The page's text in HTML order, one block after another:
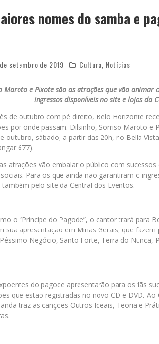
nomes do samba e
setembro de 2019 Cultura Notícias
Maroto e Pixote são as atrações que vão
ingressos disponíveis no site e lojas da
de outubro com pé direito, Belo Horizonte
por onde passam. Dilsinho, Sorriso Maroto e
outubro, sábado, a partir das 20h, no Bella
677).
atrações vão embalar o público com
Para os que ainda não garantiram o
pelo site da Central dos Eventos.
o “Príncipe do Pagode”, o cantor trará para
sua apresentação em Minas Gerais, que
Negócio, Santo Forte, Terra do Nunca,
do pagode apresentarão para os fãs
que estão registradas no novo CD e DVD,
traz as canções Outros Ideais, Teoria e